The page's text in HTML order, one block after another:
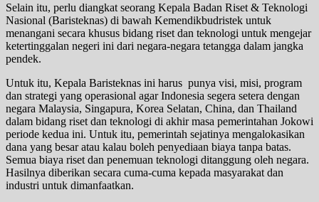
Selain itu, perlu diangkat seorang Kepala Badan Riset & Teknologi
Nasional (Baristeknas) di bawah Kemendikbudristek untuk
menangani secara khusus bidang riset dan teknologi untuk mengejar
ketertinggalan negeri ini dari negara-negara tetangga dalam jangka
pendek.
Untuk itu, Kepala Baristeknas ini harus punya visi, misi, program
dan strategi yang operasional agar Indonesia segera setera dengan
negara Malaysia, Singapura, Korea Selatan, China, dan Thailand
dalam bidang riset dan teknologi di akhir masa pemerintahan Jokowi
periode kedua ini. Untuk itu, pemerintah sejatinya mengalokasikan
dana yang besar atau kalau boleh penyediaan biaya tanpa batas.
Semua biaya riset dan penemuan teknologi ditanggung oleh negara.
Hasilnya diberikan secara cuma-cuma kepada masyarakat dan
industri untuk dimanfaatkan.